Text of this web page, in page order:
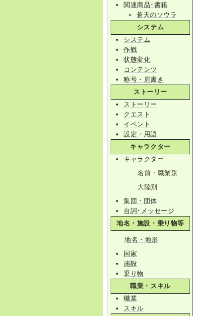
関連商品･書籍
蒼天のソウラ
システム
システム
作戦
状態変化
コンテンツ
称号・肩書き
ストーリー
ストーリー
クエスト
イベント
設定・用語
キャラクター
キャラクター
名前・職業別
大陸別
集団・団体
台詞･メッセージ
地名・施設・乗り物等
地名・地形
国家
施設
乗り物
職業・スキル
職業
スキル